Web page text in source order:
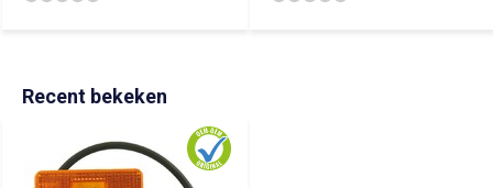
Recent bekeken